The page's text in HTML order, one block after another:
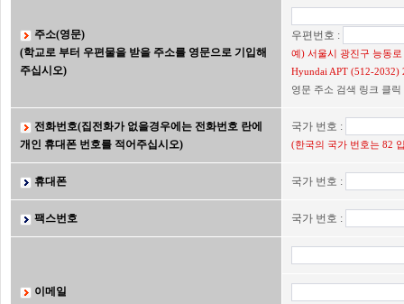
주소(영문)
(학교로 부터 우편물을 받을 주소를 영문으로 기입해
주십시오)
우편번호 :
예) 서울시 광진구 능동
Hyundai APT (512-2032)
영문 주소 검색 링크 클릭
전화번호(집전화가 없을경우에는 전화번호 란에
개인 휴대폰 번호를 적어주십시오)
국가 번호 :
(한국의 국가 번호는 82
휴대폰 국가 번호 :
팩스번호 국가 번호 :
이메일